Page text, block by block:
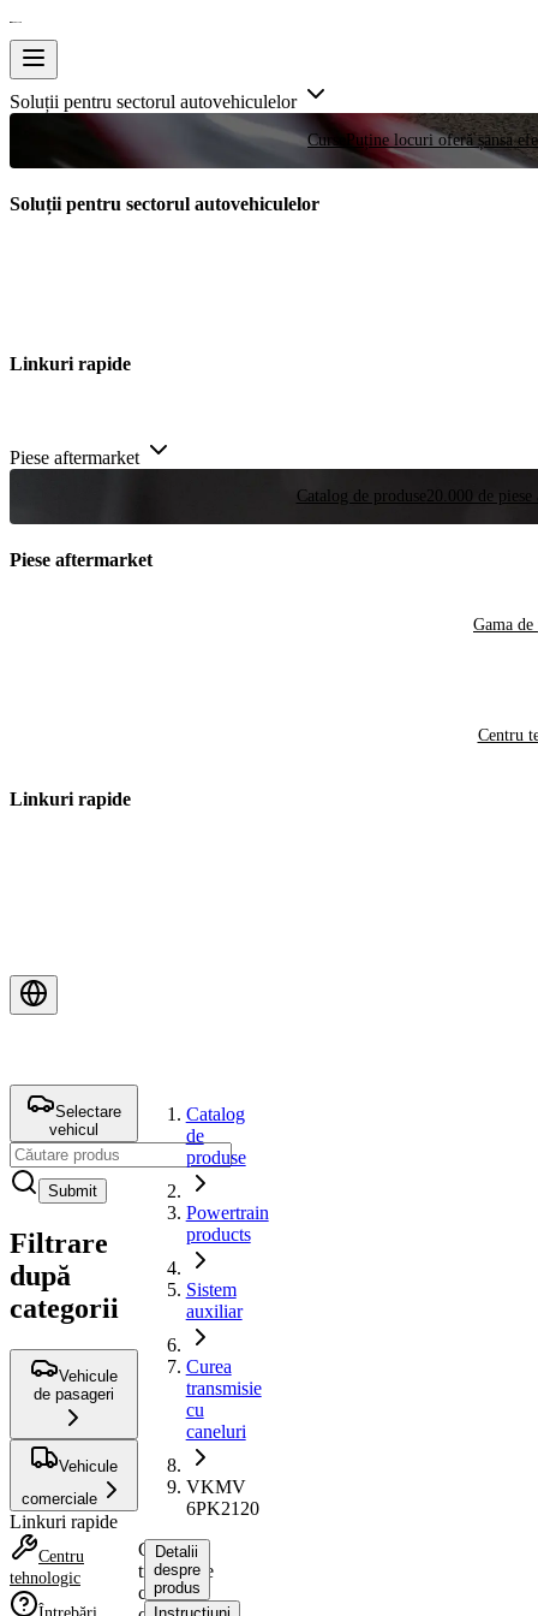
Soluții pentru sectorul autovehiculelor
Curse Puține locuri oferă șansa
Soluții pentru sectorul autovehiculelor
Linkuri rapide
Piese aftermarket
Catalog de produse 20.000 de
Piese aftermarket
Gama de
Centru
Linkuri rapide
Selectare
vehicul
Submit
Filtrare
după
categorii
Vehicule
de pasageri
Vehicule
comerciale
Linkuri rapide
Centru
tehnologic
Catalog
de
produse
Powertrain
products
Sistem
auxiliar
Curea
transmisie
cu
caneluri
VKMV
6PK2120
Curea
transmisie
cu
Detalii
despre
produs